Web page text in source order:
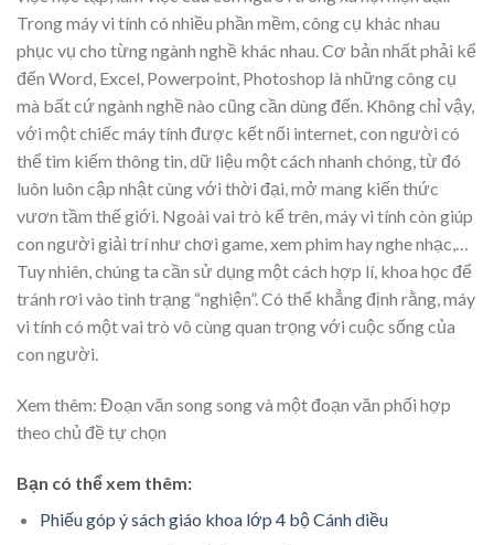
Trong máy vi tính có nhiều phần mềm, công cụ khác nhau
phục vụ cho từng ngành nghề khác nhau. Cơ bản nhất phải kể
đến Word, Excel, Powerpoint, Photoshop là những công cụ
mà bất cứ ngành nghề nào cũng cần dùng đến. Không chỉ vậy,
với một chiếc máy tính được kết nối internet, con người có
thể tìm kiếm thông tin, dữ liệu một cách nhanh chóng, từ đó
luôn luôn cập nhật cùng với thời đại, mở mang kiến thức
vươn tầm thế giới. Ngoài vai trò kể trên, máy vi tính còn giúp
con người giải trí như chơi game, xem phim hay nghe nhạc,…
Tuy nhiên, chúng ta cần sử dụng một cách hợp lí, khoa học để
tránh rơi vào tình trạng “nghiện”. Có thể khẳng định rằng, máy
vi tính có một vai trò vô cùng quan trọng với cuộc sống của
con người.
Xem thêm: Đoạn văn song song và một đoạn văn phối hợp
theo chủ đề tự chọn
Bạn có thể xem thêm:
Phiếu góp ý sách giáo khoa lớp 4 bộ Cánh diều